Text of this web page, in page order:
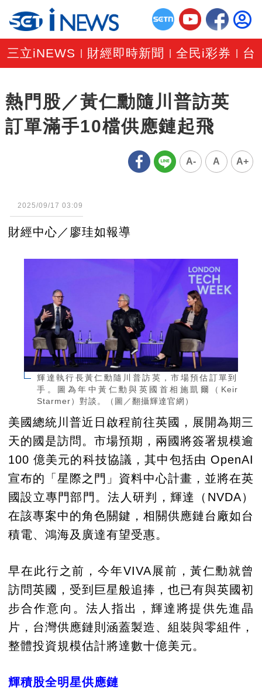
三立iNEWS 財經即時新聞 |全民i彩券 台
熱門股／黃仁勳隨川普訪英
訂單滿手10檔供應鏈起飛
A- A A+
2025/09/17 03:09
財經中心／廖珪如報導
輝達執行長黃仁勳隨川普訪英，市場預估訂單到
手。圖為年中黃仁勳與英國首相施凱爾（Keir
Starmer）對談。（圖／翻攝輝達官網）
美國總統川普近日啟程前往英國，展開為期三
天的國是訪問。市場預期，兩國將簽署規模逾
100 億美元的科技協議，其中包括由 OpenAI
宣布的「星際之門」資料中心計畫，並將在英
國設立專門部門。法人研判，輝達（NVDA）
在該專案中的角色關鍵，相關供應鏈台廠如台
積電、鴻海及廣達有望受惠。
早在此行之前，今年VIVA展前，黃仁勳就曾
訪問英國，受到巨星般追捧，也已有與英國初
步合作意向。法人指出，輝達將提供先進晶
片，台灣供應鏈則涵蓋製造、組裝與零組件，
整體投資規模估計將達數十億美元。
輝積股全明星供應鏈